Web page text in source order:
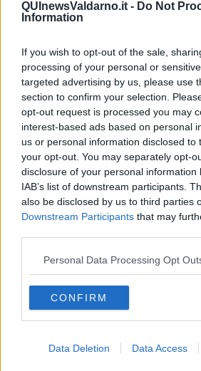
QUInewsValdarno.it - Do Not
Information
If you wish to opt-out of the sale,
processing of your personal or
targeted advertising by us, please use
section to confirm your selection.
opt-out request is processed you may
interest-based ads based on personal
us or personal information disclosed to
your opt-out. You may separately opt-
disclosure of your personal information
IAB’s list of downstream participants.
also be disclosed by us to third parties
Downstream Participants that may
Personal Data Processing Opt
CONFIRM
Data Deletion Data Access
per sé evidente, no? E guardava in viso
come se la colpa fosse sua e non di De
lotte del lavoro e che sia un uomo solo.
borghese in quella solitudine, secondo gli
Partito Comunista, qui parodiati .
Bianciardi descrive questo mondo
di un reportage storico – antropologico,
dimenticare che si tratta di un racconto e
tendono alla caricatura, anche se si
Un tono quasi profetico, assumono poi le
dei libri; ecco cosa scrive a questo
Nell’antichità era il lettore che cercava il
rapporto si è invertito: il libro cerca il
complicata dal fatto che moltissimi
(…) forse il numero degli scrittori è pari a
fors’ anche il problema dell’analfabetismo
imponendo a ciascun autore di insegnare
analfabeta, servendosi del suo libro
Se si pensa che Bianciardi scriveva
cambiato, anzi …